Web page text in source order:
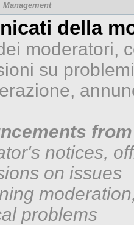
Management
della
moderatori,
su problemi
notices,
on issues
problems